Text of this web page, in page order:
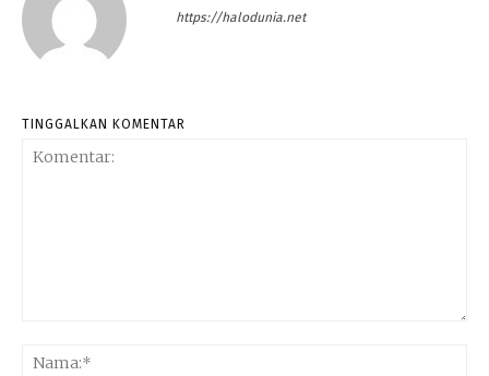
https://halodunia.net
TINGGALKAN KOMENTAR